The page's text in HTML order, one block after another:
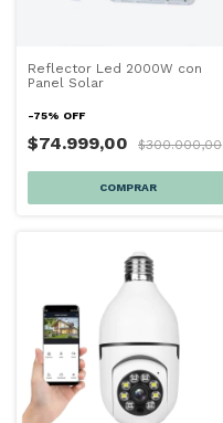
Reflector Led 2000W con
Panel Solar
-75% OFF
$74.999,00 $300.000,00